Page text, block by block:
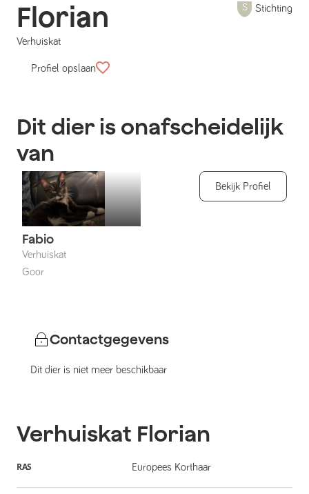
Florian
Verhuiskat
Stichting
Profiel opslaan
Dit dier is onafscheidelijk
van
Fabio
Verhuiskat
Goor
Bekijk Profiel
Contactgegevens
Dit dier is niet meer beschikbaar
Verhuiskat Florian
RAS Europees Korthaar